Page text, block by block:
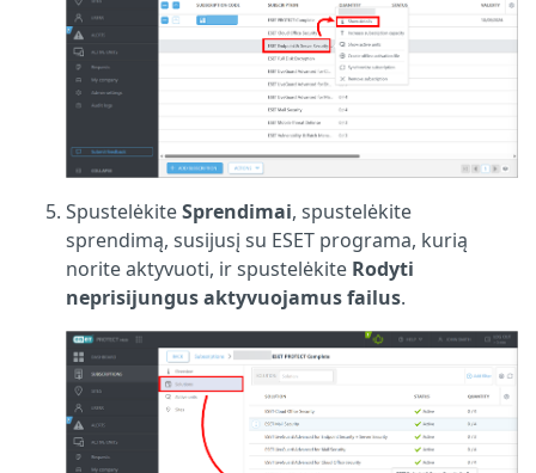
SpustelėkiteSprendimai, spustelėkite
sprendimą, susijusį su ESET programa, kurią
norite aktyvuoti, ir spustelėkite Rodyti
neprisijungus aktyvuojamus failus.